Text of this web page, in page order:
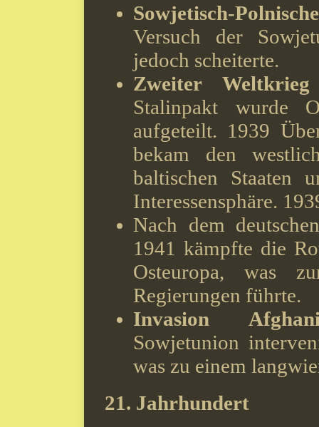
Sowjetisch-
Versuch der
jedoch scheiterte.
Zweiter Weltkrieg
Stalinpakt wurde
aufgeteilt. 1939
bekam den
baltischen Staaten
Interessensphäre.
Nach dem
1941 kämpfte die
Osteuropa, was
Regierungen führte.
Invasion
Sowjetunion
was zu einem
21. Jahrhundert